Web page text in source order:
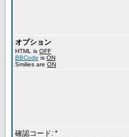
オプション
HTML is OFF
BBCode is ON
Smilies are ON
確認コード: *